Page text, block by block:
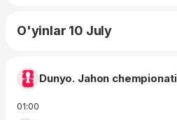
O'yinlar 10 July
Dunyo. Jahon chempionati
01:00